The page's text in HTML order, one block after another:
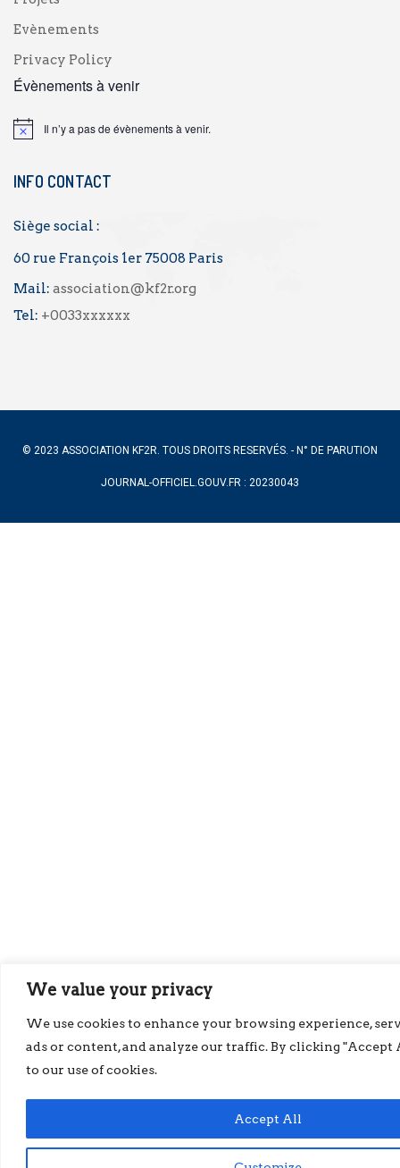
We value your privacy
We use cookies to enhance your browsing experience,
ads or content, and analyze our traffic. By clicking "Accept
to our use of cookies.
Accept All
Evènements
Privacy Policy
Évènements à venir
Il n’y a pas de évènements à venir.
INFO CONTACT
Siège social :
60 rue François 1er 75008 Paris
Mail: association@kf2r.org
Tel: +0033xxxxxx
© 2023 ASSOCIATION KF2R. TOUS DROITS RESERVÉS. - N° DE PARUTION
JOURNAL-OFFICIEL.GOUV.FR : 20230043